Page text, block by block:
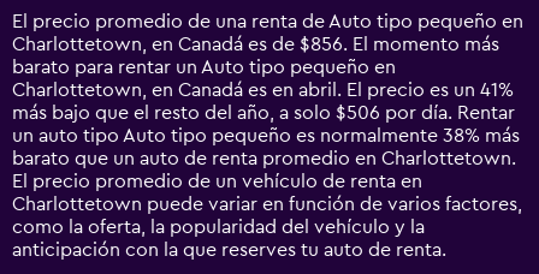
14
categories.
The
chart
has
1
Y
axis
displaying
values.
Range:
0
El precio promedio de una renta de Auto tipo pequeño en
Charlottetown, en Canadá es de $856. El momento más
barato para rentar un Auto tipo pequeño en
Charlottetown, en Canadá es en abril. El precio es un 41%
más bajo que el resto del año, a solo $506 por día. Rentar
un auto tipo Auto tipo pequeño es normalmente 38% más
barato que un auto de renta promedio en Charlottetown.
El precio promedio de un vehículo de renta en
Charlottetown puede variar en función de varios factores,
como la oferta, la popularidad del vehículo y la
anticipación con la que reserves tu auto de renta.